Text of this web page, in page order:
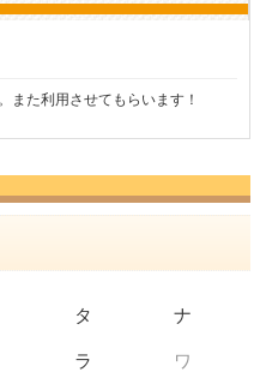
また利用させてもらいます！
タ ナ
ラ ワ